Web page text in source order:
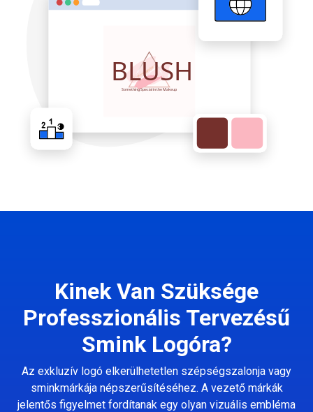
Kinek Van Szüksége
Professzionális Tervezésű
Smink Logóra?
Az exkluzív logó elkerülhetetlen szépségszalonja vagy
sminkmárkája népszerűsítéséhez. A vezető márkák
jelentős figyelmet fordítanak egy olyan vizuális embléma